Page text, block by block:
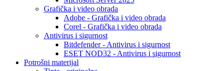
Grafička i video obrada
Adobe - Grafička i video obrada
Corel - Grafička i video obrada
Antivirus i sigurnost
Bitdefender - Antivirus i sigurnost
ESET NOD32 - Antivirus i sigurnost
Potrošni materijal